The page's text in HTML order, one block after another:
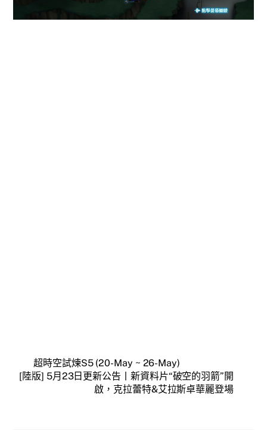
超時空試煉S5 (20-May ~ 26-May)
[陸版] 5月23日更新公告丨新資料片“破空的羽箭”開
啟，克拉蕾特&艾拉斯卓華麗登場